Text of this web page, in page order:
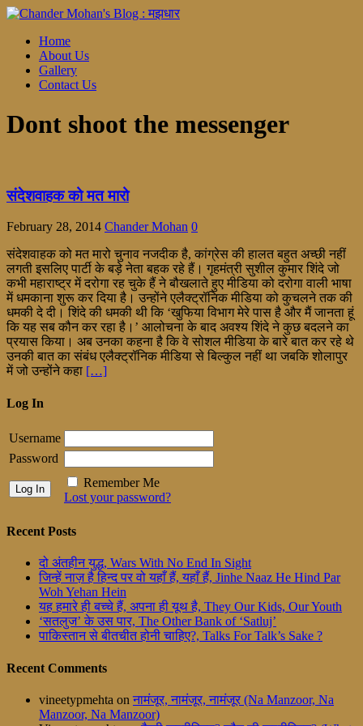
Home
About Us
Gallery
Contact Us
Dont shoot the messenger
संदेशवाहक को मत मारो
February 28, 2014 Chander Mohan 0
संदेशवाहक को मत मारो चुनाव नजदीक है, कांग्रेस की हालत बहुत अच्छी नहीं
लगती इसलिए पार्टी के बड़े नेता बहक रहे हैं। गृहमंत्री सुशील कुमार शिंदे जो
कभी महाराष्ट्र में दरोगा रह चुके हैं ने बौखलाते हुए मीडिया को दरोगा वाली भाषा
में धमकाना शुरू कर दिया है। उन्होंने एलैक्ट्रॉनिक मीडिया को कुचलने तक की
धमकी दे दी। शिंदे की धमकी थी कि ‘खुफिया विभाग मेरे पास है और मैं जानता हूं
कि यह सब कौन कर रहा है।’ आलोचना के बाद अवश्य शिंदे ने कुछ बदलने का
प्रयास किया। अब उनका कहना है कि वे सोशल मीडिया के बारे बात कर रहे थे
उनकी बात का संबंध एलैक्ट्रॉनिक मीडिया से बिल्कुल नहीं था जबकि शोलापुर
में जो उन्होंने कहा […]
Log In
Username
Password
Remember Me
Lost your password?
Recent Posts
दो अंतहीन युद्ध, Wars With No End In Sight
जिन्हें नाज़ है हिन्द पर वो यहाँ हैं, यहाँ हैं, Jinhe Naaz He Hind Par
Woh Yehan Hein
यह हमारे ही बच्चे हैं, अपना ही यूथ है, They Our Kids, Our Youth
‘सतलुज’ के उस पार, The Other Bank of ‘Satluj’
पाकिस्तान से बीतचीत होनी चाहिए?, Talks For Talk’s Sake ?
Recent Comments
vineetypmehta on नामंजूर, नामंजूर, नामंजूर (Na Manzoor, Na
Manzoor, Na Manzoor)